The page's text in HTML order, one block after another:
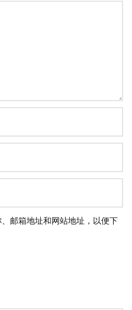
邮箱地址和网站地址，以便下